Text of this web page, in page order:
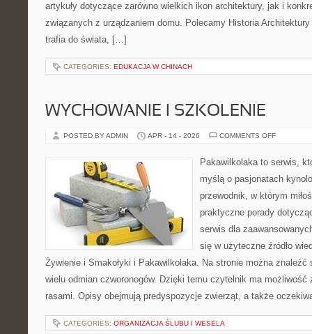
artykuły dotyczące zarówno wielkich ikon architektury, jak i
związanych z urządzaniem domu. Polecamy Historia
trafia do świata, […]
CATEGORIES: EDUKACJA W CHINACH
WYCHOWANIE I SZKOLENIE
POSTED BY ADMIN APR - 14 - 2026 COMMENTS OFFON
Pakawilkolaka to serwis,
myślą o pasjonatach
przewodnik, w którym
praktyczne porady
serwis dla
się w użyteczne źródło
Żywienie i Smakołyki i Pakawilkolaka. Na stronie można znaleźć
wielu odmian czworonogów. Dzięki temu czytelnik ma możliwość
rasami. Opisy obejmują predyspozycje zwierząt, a także
CATEGORIES: ORGANIZACJA ŚLUBU I WESELA